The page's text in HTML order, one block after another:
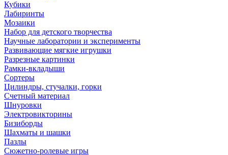
Кубики
Лабиринты
Мозаики
Набор для детского творчества
Научные лаборатории и эксперименты
Развивающие мягкие игрушки
Разрезные картинки
Рамки-вкладыши
Сортеры
Цилиндры, стучалки, горки
Счетный материал
Шнуровки
Электровикторины
Бизиборды
Шахматы и шашки
Пазлы
Сюжетно-ролевые игры